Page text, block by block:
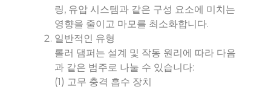
링, 유압 시스템과 같은 구성 요소에 미치는
영향을 줄이고 마모를 최소화합니다.
일반적인 유형
롤러 댐퍼는 설계 및 작동 원리에 따라 다음
과 같은 범주로 나눌 수 있습니다:
(1) 고무 충격 흡수 장치